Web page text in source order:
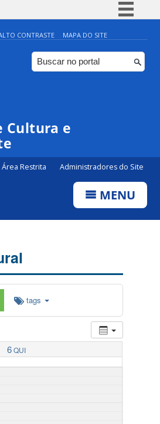
Simplifique!
Comunica BR
Participe
CONTRASTE MAPA DO SITE
Cultura e
Área Restrita Administradores do Site
MENU
tags
6QUI